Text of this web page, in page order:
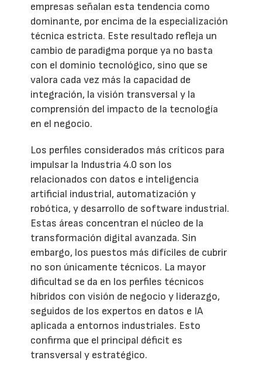
empresas señalan esta tendencia como
dominante, por encima de la especialización
técnica estricta. Este resultado refleja un
cambio de paradigma porque ya no basta
con el dominio tecnológico, sino que se
valora cada vez más la capacidad de
integración, la visión transversal y la
comprensión del impacto de la tecnología
en el negocio.
Los perfiles considerados más críticos para
impulsar la Industria 4.0 son los
relacionados con datos e inteligencia
artificial industrial, automatización y
robótica, y desarrollo de software industrial.
Estas áreas concentran el núcleo de la
transformación digital avanzada. Sin
embargo, los puestos más difíciles de cubrir
no son únicamente técnicos. La mayor
dificultad se da en los perfiles técnicos
híbridos con visión de negocio y liderazgo,
seguidos de los expertos en datos e IA
aplicada a entornos industriales. Esto
confirma que el principal déficit es
transversal y estratégico.